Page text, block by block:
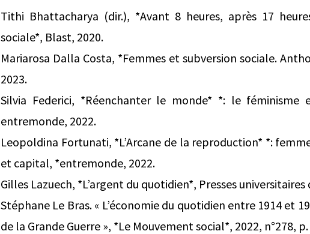
Tithi Bhattacharya (dir.), *Avant 8 heures, après 17
sociale*, Blast, 2020.
Mariarosa Dalla Costa, *Femmes et subversion sociale.
2023.
Silvia Federici, *Réenchanter le monde* *: le
entremonde, 2022.
Leopoldina Fortunati, *L’Arcane de la reproduction* *:
et capital, *entremonde, 2022.
Gilles Lazuech, *L’argent du quotidien*, Presses universitaires
Stéphane Le Bras. « L’économie du quotidien entre 1914 et
de la Grande Guerre », *Le Mouvement social*, 2022, n°278,